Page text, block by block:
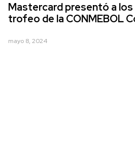
Mastercard presentó a
trofeo de la CONMEBOL
mayo 8, 2024